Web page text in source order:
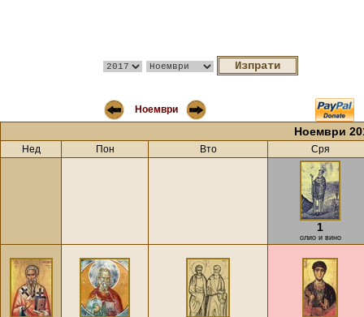
Ноември
Ноември
Нед Пон Вто Сря
1
олио и вино